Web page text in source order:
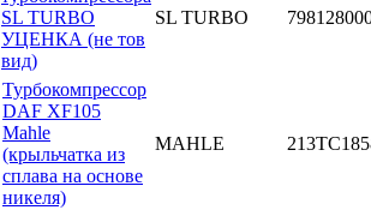
SL TURBO
УЦЕНКА (не тов
вид)
SL TURBO
Турбокомпрессор
DAF XF105
Mahle
(крыльчатка из
сплава на основе
никеля)
MAHLE